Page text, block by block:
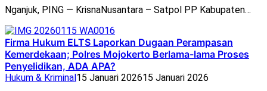
Nganjuk, PING — KrisnaNusantara – Satpol PP Kabupaten…
Firma Hukum ELTS Laporkan Dugaan Perampasan
Kemerdekaan; Polres Mojokerto Berlama-lama Proses
Penyelidikan, ADA APA?
Hukum & Kriminal15 Januari 202615 Januari 2026